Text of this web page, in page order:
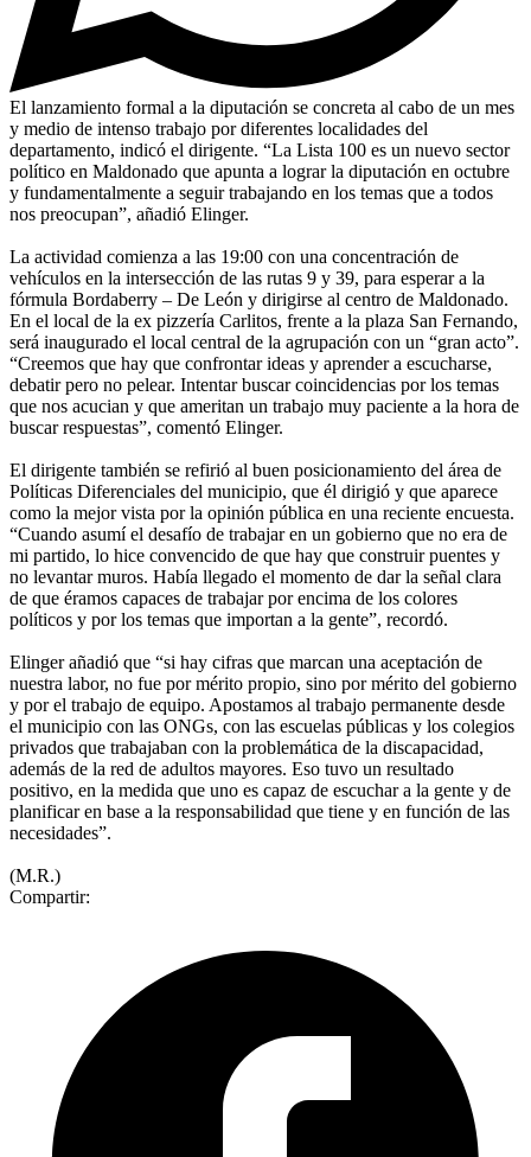
El lanzamiento formal a la diputación se concreta al cabo de un mes
y medio de intenso trabajo por diferentes localidades del
departamento, indicó el dirigente. “La Lista 100 es un nuevo sector
político en Maldonado que apunta a lograr la diputación en octubre
y fundamentalmente a seguir trabajando en los temas que a todos
nos preocupan”, añadió Elinger.
La actividad comienza a las 19:00 con una concentración de
vehículos en la intersección de las rutas 9 y 39, para esperar a la
fórmula Bordaberry – De León y dirigirse al centro de Maldonado.
En el local de la ex pizzería Carlitos, frente a la plaza San Fernando,
será inaugurado el local central de la agrupación con un “gran acto”.
“Creemos que hay que confrontar ideas y aprender a escucharse,
debatir pero no pelear. Intentar buscar coincidencias por los temas
que nos acucian y que ameritan un trabajo muy paciente a la hora de
buscar respuestas”, comentó Elinger.
El dirigente también se refirió al buen posicionamiento del área de
Políticas Diferenciales del municipio, que él dirigió y que aparece
como la mejor vista por la opinión pública en una reciente encuesta.
“Cuando asumí el desafío de trabajar en un gobierno que no era de
mi partido, lo hice convencido de que hay que construir puentes y
no levantar muros. Había llegado el momento de dar la señal clara
de que éramos capaces de trabajar por encima de los colores
políticos y por los temas que importan a la gente”, recordó.
Elinger añadió que “si hay cifras que marcan una aceptación de
nuestra labor, no fue por mérito propio, sino por mérito del gobierno
y por el trabajo de equipo. Apostamos al trabajo permanente desde
el municipio con las ONGs, con las escuelas públicas y los colegios
privados que trabajaban con la problemática de la discapacidad,
además de la red de adultos mayores. Eso tuvo un resultado
positivo, en la medida que uno es capaz de escuchar a la gente y de
planificar en base a la responsabilidad que tiene y en función de las
necesidades”.
(M.R.)
Compartir: